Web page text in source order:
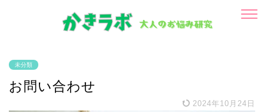
未分類
お問い合わせ
2024年10月24日